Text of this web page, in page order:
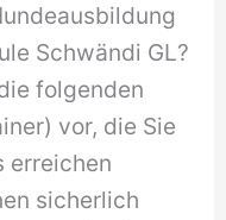
Schwändi GL?
folgenden
vor, die Sie
erreichen
sicherlich